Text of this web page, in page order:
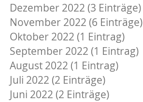
Dezember 2022 (3 Einträge)
November 2022 (6 Einträge)
Oktober 2022 (1 Eintrag)
September 2022 (1 Eintrag)
August 2022 (1 Eintrag)
Juli 2022 (2 Einträge)
Juni 2022 (2 Einträge)